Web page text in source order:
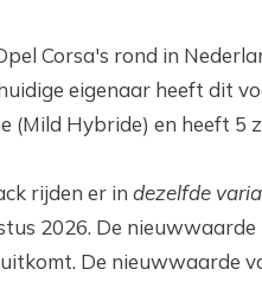
Corsa's rond in
eigenaar heeft dit
(Mild Hybride) en heeft 5
rijden er in dezelfde
2026. De
De nieuwwaarde